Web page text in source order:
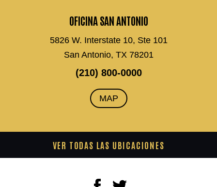
OFICINA SAN ANTONIO
5826 W. Interstate 10, Ste 101
San Antonio, TX 78201
(210) 800-0000
MAP
VER TODAS LAS UBICACIONES